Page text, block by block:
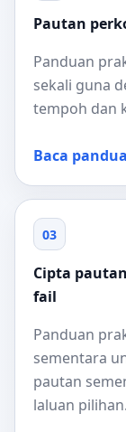
Pautan
Panduan
sekali guna
tempoh dan
Baca
03
Cipta
fail
Panduan
sementara
pautan
laluan pilihan.